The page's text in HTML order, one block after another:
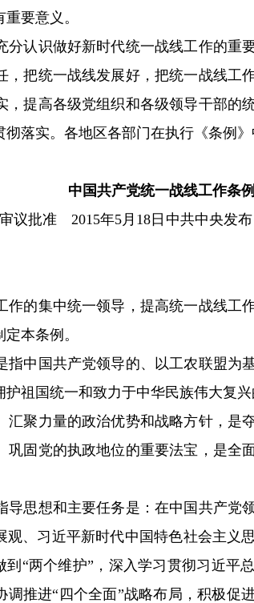
要意义。
分认识做好新时代统一战线工作的重
，把统一战线发展好，把统一战线工
，提高各级党组织和各级领导干部的
落实。各地区各部门在执行《条例
中国共产党统一战线工作条例
审议批准 2015年5月18日中共中央
集中统一领导，提高统一战线工
本条例。
国共产党领导的、以工农联盟为基
祖国统一和致力于中华民族伟大复兴
聚力量的政治优势和战略方针，是
固党的执政地位的重要法宝，是全
想和主要任务是：在中国共产党
、习近平新时代中国特色社会主义
到“两个维护”，深入学习贯彻习近平
调推进“四个全面”战略布局，积极